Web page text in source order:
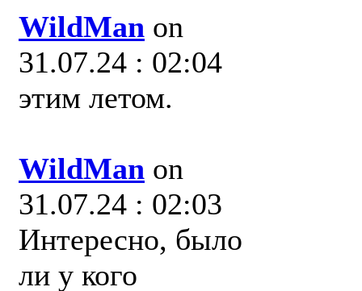
WildMan on
31.07.24 : 02:04
этим летом.
WildMan on
31.07.24 : 02:03
Интересно, было
ли у кого